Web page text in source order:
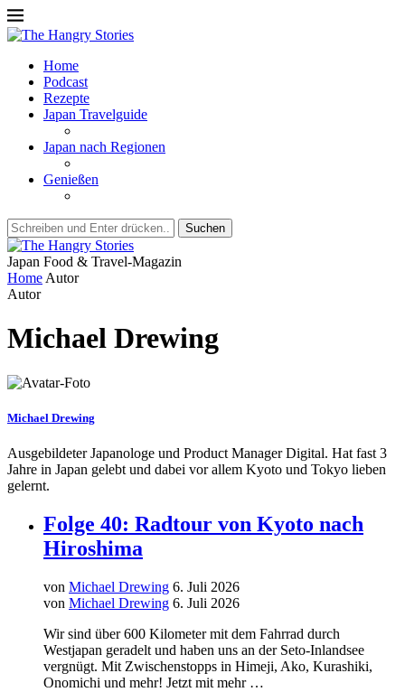
Home
Podcast
Rezepte
Japan Travelguide
Japan nach Regionen
Genießen
Suchen
Japan Food & Travel-Magazin
Home Autor
Autor
Michael Drewing
Michael Drewing
Ausgebildeter Japanologe und Product Manager Digital. Hat fast 3
Jahre in Japan gelebt und dabei vor allem Kyoto und Tokyo lieben
gelernt.
Folge 40: Radtour von Kyoto nach
Hiroshima
von Michael Drewing 6. Juli 2026
von Michael Drewing 6. Juli 2026
Wir sind über 600 Kilometer mit dem Fahrrad durch
Westjapan geradelt und haben uns an der Seto-Inlandsee
vergnügt. Mit Zwischenstopps in Himeji, Ako, Kurashiki,
Onomichi und mehr! Jetzt mit mehr …